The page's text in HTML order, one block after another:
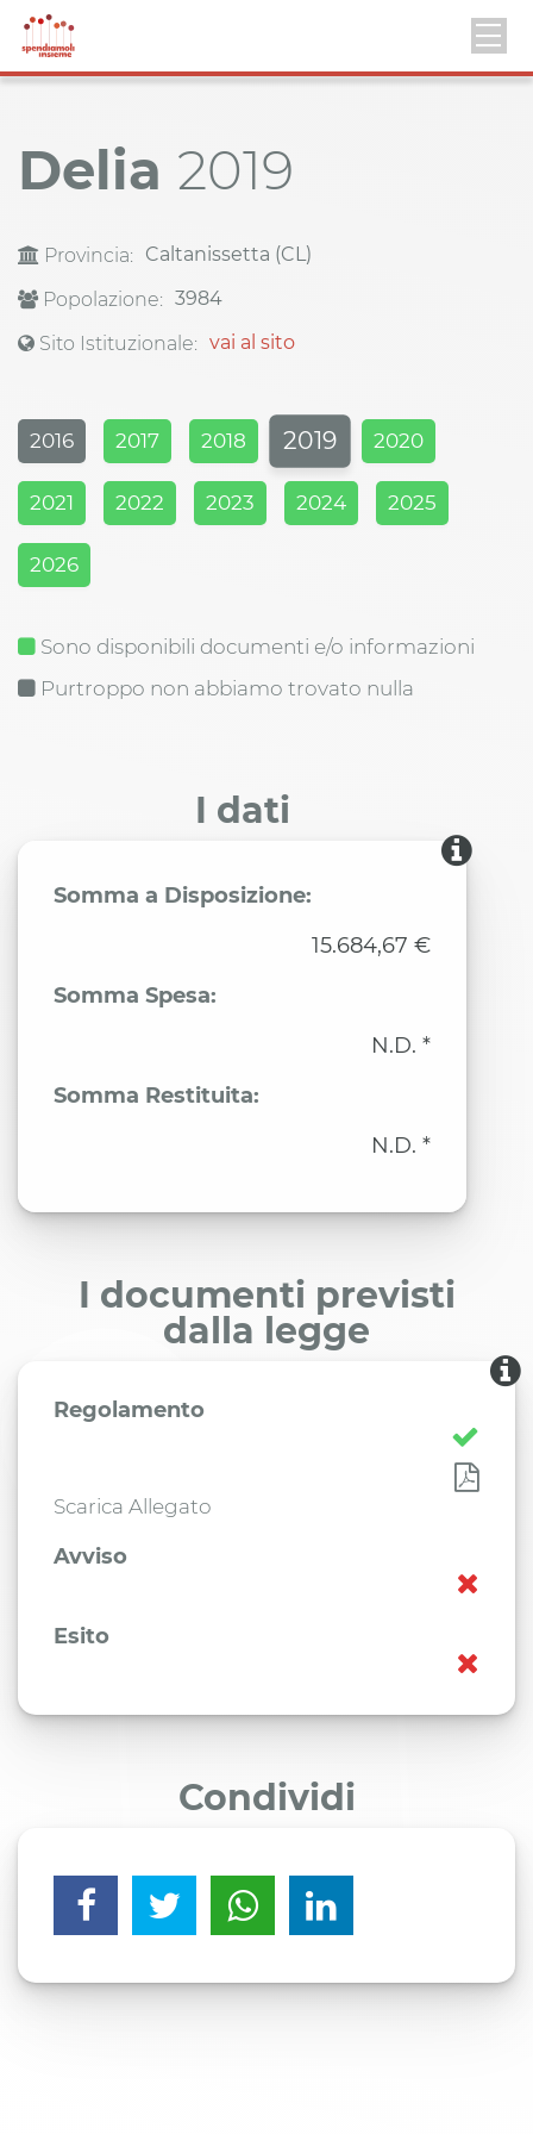
Delia 2019
Provincia:
Caltanissetta (CL)
Popolazione: 3984
Sito Istituzionale: vai al sito
2016 2017 2018 2019 2020
2021 2022 2023 2024 2025
2026
Sono disponibili documenti e/o informazioni
Purtroppo non abbiamo trovato nulla
I dati
Somma a Disposizione:
15.684,67 €
Somma Spesa:
N.D. *
Somma Restituita:
N.D. *
I documenti previsti
dalla legge
Regolamento
Scarica Allegato
Avviso
Esito
Condividi